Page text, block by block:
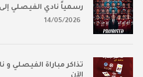
رسمياً نادي الفيصلي
14/05/2026
تذاكر مباراة الفيصلي و
الآن